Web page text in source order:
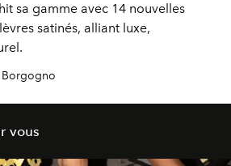
sa gamme avec 14 nouvelles
satinés, alliant luxe,
Borgogno
vous